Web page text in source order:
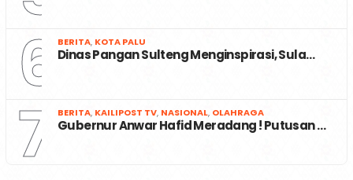
6 BERITA, KOTA PALU
Dinas Pangan Sulteng Menginspirasi, Sula…
7 BERITA, KAILIPOST TV, NASIONAL, OLAHRAGA
Gubernur Anwar Hafid Meradang ! Putusan …